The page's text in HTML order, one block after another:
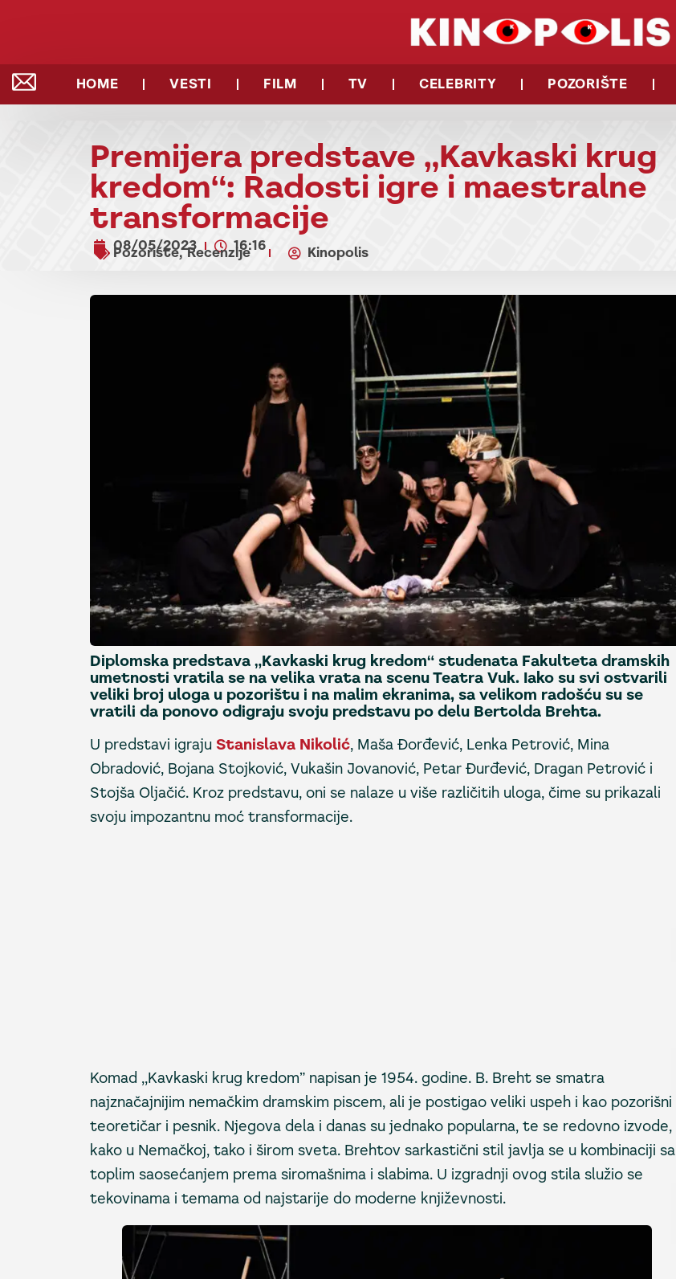
HOME VESTI FILM TV CELEBRITY POZORIŠTE
Premijera predstave „Kavkaski krug
kredom“: Radosti igre i maestralne
transformacije
08/05/2023 16:16
Pozorište,Recenzije Kinopolis
Diplomska predstava „Kavkaski krug kredom“ studenata Fakulteta dramskih
umetnosti vratila se na velika vrata na scenu Teatra Vuk. Iako su svi ostvarili
veliki broj uloga u pozorištu i na malim ekranima, sa velikom radošću su se
vratili da ponovo odigraju svoju predstavu po delu Bertolda Brehta.
U predstavi igraju Stanislava Nikolić, Maša Đorđević, Lenka Petrović, Mina
Obradović, Bojana Stojković, Vukašin Jovanović, Petar Đurđević, Dragan Petrović i
Stojša Oljačić. Kroz predstavu, oni se nalaze u više različitih uloga, čime su prikazali
svoju impozantnu moć transformacije.
Komad ,,Kavkaski krug kredom” napisan je 1954. godine. B. Breht se smatra
najznačajnijim nemačkim dramskim piscem, ali je postigao veliki uspeh i kao pozorišni
teoretičar i pesnik. Njegova dela i danas su jednako popularna, te se redovno izvode,
kako u Nemačkoj, tako i širom sveta. Brehtov sarkastični stil javlja se u kombinaciji sa
toplim saosećanjem prema siromašnima i slabima. U izgradnji ovog stila služio se
tekovinama i temama od najstarije do moderne književnosti.